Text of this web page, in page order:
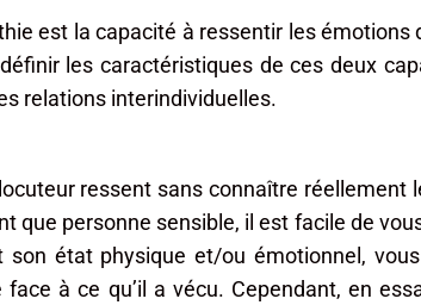
est la capacité à ressentir les émotions
les caractéristiques de ces deux
relations interindividuelles.
ressent sans connaître réellement
que personne sensible, il est facile de
état physique et/ou émotionnel,
à ce qu’il a vécu. Cependant, en